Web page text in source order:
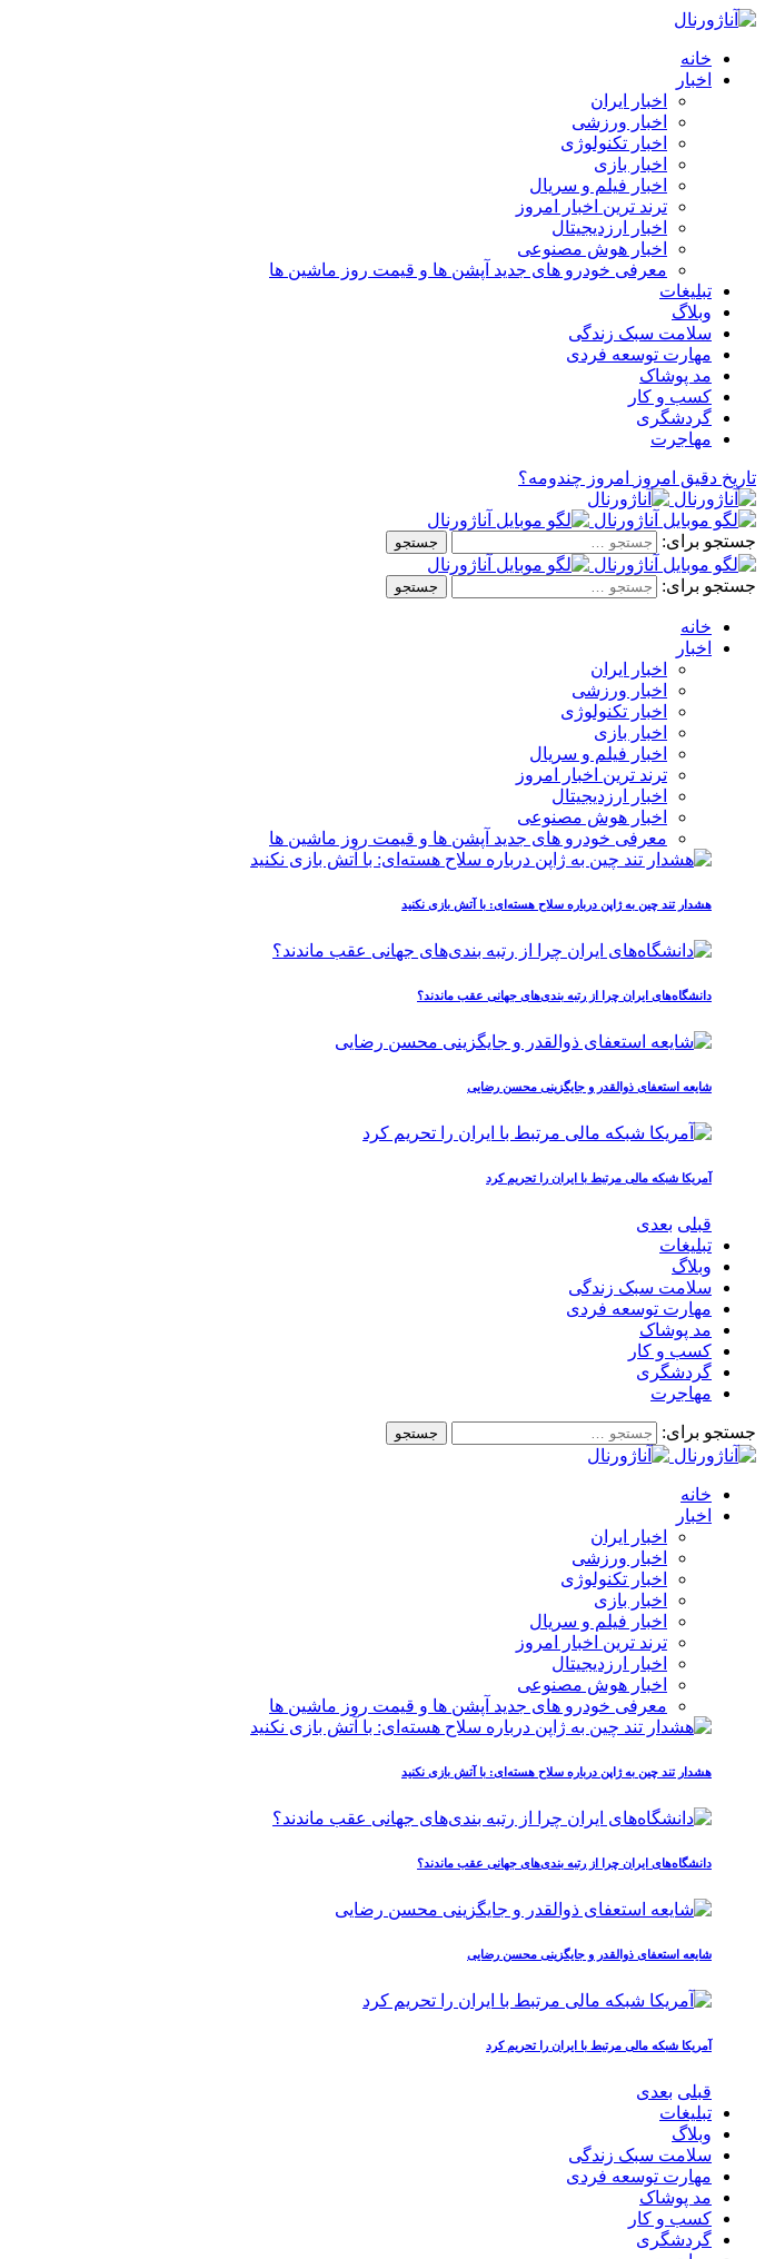
خانه
اخبار
اخبار ایران
اخبار ورزشی
اخبار تکنولوژی
اخبار بازی
اخبار فیلم و سریال
ترند ترین اخبار امروز
اخبار ارزدیجیتال
اخبار هوش مصنوعی
معرفی خودرو های جدید آپشن‌ ها و قیمت روز ماشین‌ ها
تبلیغات
وبلاگ
سلامت سبک زندگی
مهارت توسعه فردی
مد پوشاک
کسب و کار
گردشگری
مهاجرت
تاریخ دقیق امروز امروز چندومه؟
جستجو برای:
جستجو برای:
خانه
اخبار
اخبار ایران
اخبار ورزشی
اخبار تکنولوژی
اخبار بازی
اخبار فیلم و سریال
ترند ترین اخبار امروز
اخبار ارزدیجیتال
اخبار هوش مصنوعی
معرفی خودرو های جدید آپشن‌ ها و قیمت روز ماشین‌ ها
هشدار تند چین به ژاپن درباره سلاح هسته‌ای: با آتش بازی نکنید
دانشگاه‌های ایران چرا از رتبه‌ بندی‌های جهانی عقب ماندند؟
شایعه استعفای ذوالقدر و جایگزینی محسن رضایی
آمریکا شبکه مالی مرتبط با ایران را تحریم کرد
قبلی بعدی
تبلیغات
وبلاگ
سلامت سبک زندگی
مهارت توسعه فردی
مد پوشاک
کسب و کار
گردشگری
مهاجرت
جستجو برای:
خانه
اخبار
اخبار ایران
اخبار ورزشی
اخبار تکنولوژی
اخبار بازی
اخبار فیلم و سریال
ترند ترین اخبار امروز
اخبار ارزدیجیتال
اخبار هوش مصنوعی
معرفی خودرو های جدید آپشن‌ ها و قیمت روز ماشین‌ ها
هشدار تند چین به ژاپن درباره سلاح هسته‌ای: با آتش بازی نکنید
دانشگاه‌های ایران چرا از رتبه‌ بندی‌های جهانی عقب ماندند؟
شایعه استعفای ذوالقدر و جایگزینی محسن رضایی
آمریکا شبکه مالی مرتبط با ایران را تحریم کرد
قبلی بعدی
تبلیغات
وبلاگ
سلامت سبک زندگی
مهارت توسعه فردی
مد پوشاک
کسب و کار
گردشگری